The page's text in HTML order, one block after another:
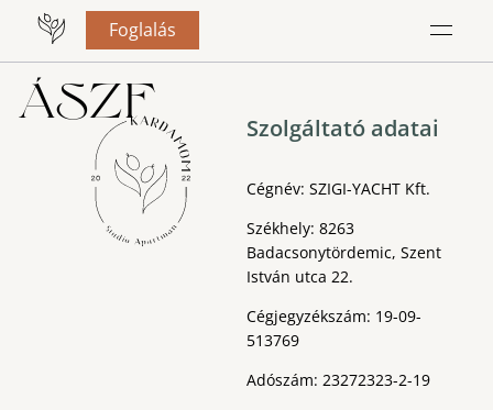
Foglalás
ÁSZF
Szolgáltató adatai
Cégnév: SZIGI-YACHT Kft.
Székhely: 8263
Badacsonytördemic, Szent
István utca 22.
Cégjegyzékszám: 19-09-
513769
Adószám: 23272323-2-19